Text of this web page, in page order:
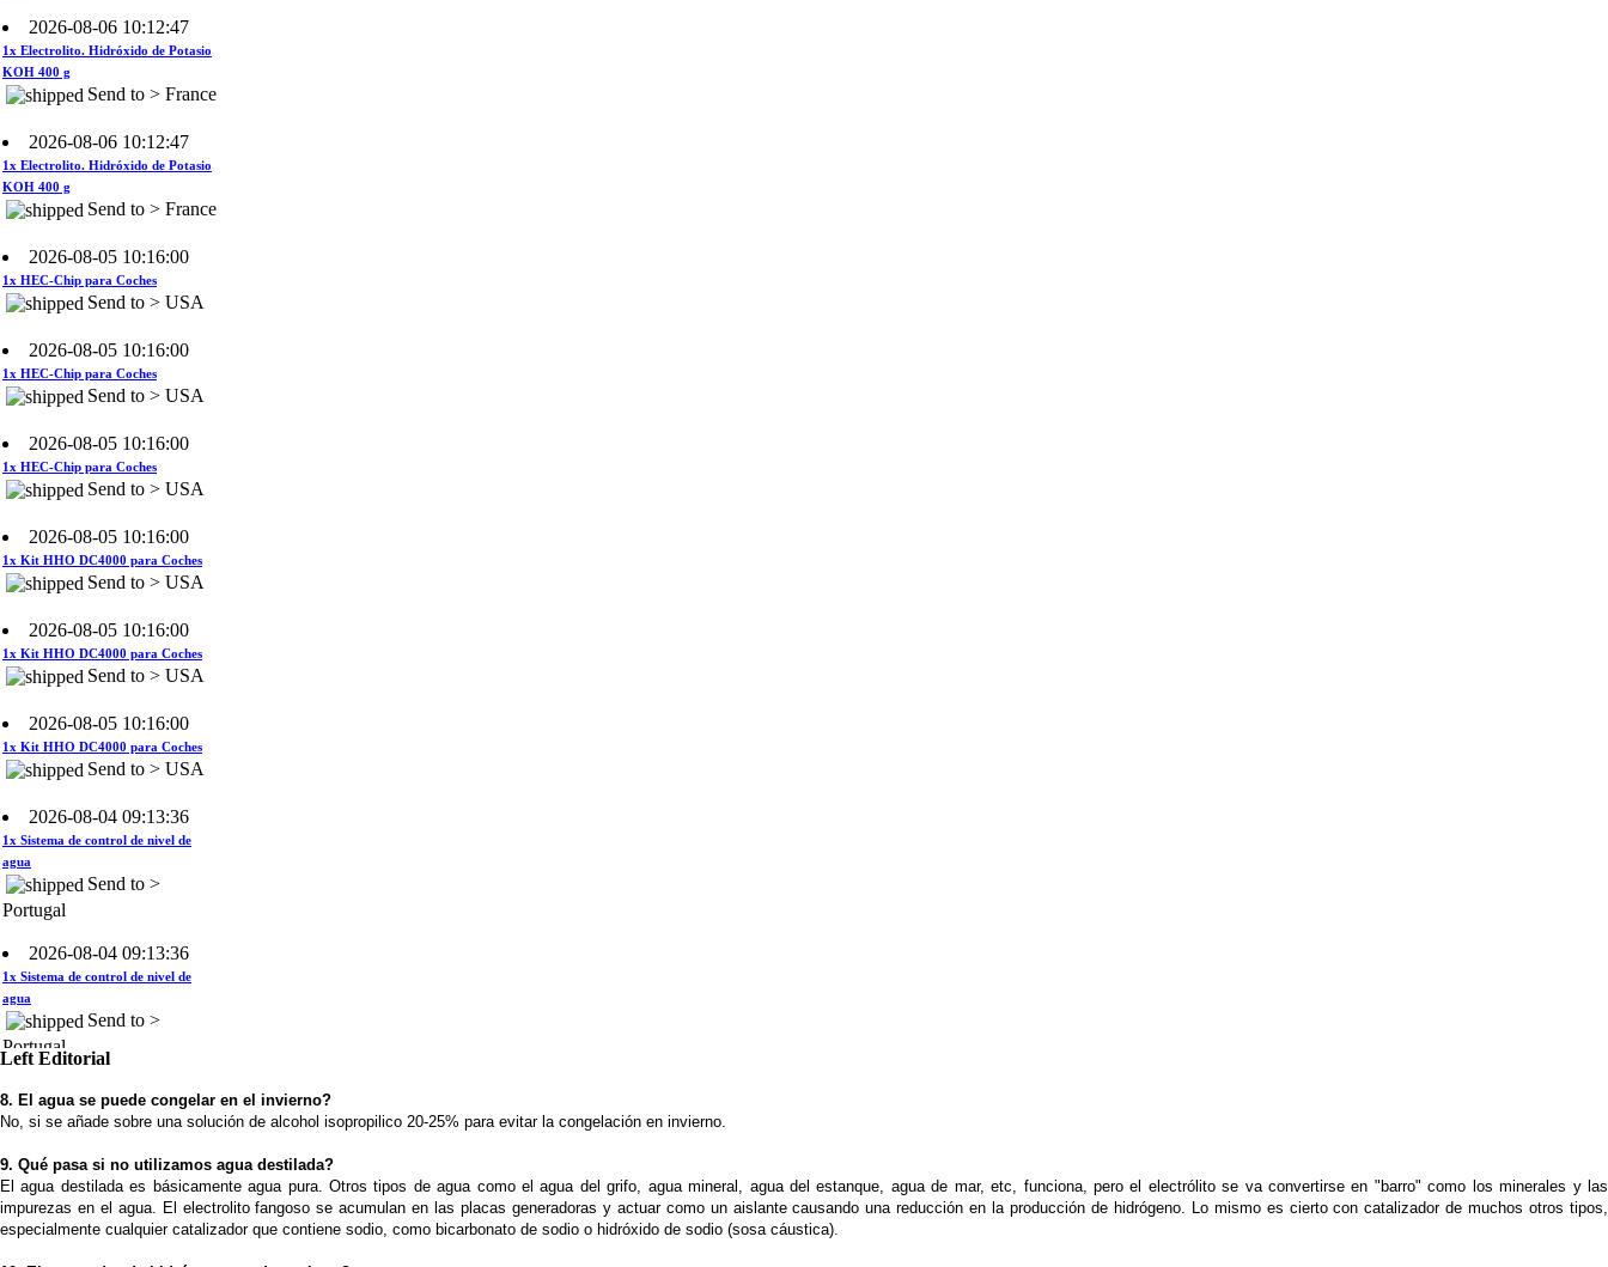
KOH 400 g
Send to > France
2026-08-06 10:12:47
KOH 400 g
Send to > France
2026-08-05 10:16:00
Send to > USA
2026-08-05 10:16:00
Send to > USA
2026-08-05 10:16:00
Send to > USA
2026-08-05 10:16:00
Send to > USA
2026-08-05 10:16:00
Send to > USA
2026-08-05 10:16:00
Send to > USA
2026-08-04 09:13:36
agua
Send to >
Portugal
2026-08-04 09:13:36
agua
Send to >
Portugal
2026-08-04 09:13:36
agua
Send to >
2026-08-04 09:13:36
1x 60A CCPWM Corriente
Constante - Control Electrónico -
Left Editorial
8. El agua se puede congelar en el invierno?
No, si se añade sobre una solución de alcohol isopropilico 20-25% para evitar la congelación en invierno.
9. Qué pasa si no utilizamos agua destilada?
El agua destilada es básicamente agua pura. Otros tipos de agua como el agua del grifo, agua mineral, agua del estanque, agua de mar, etc, funciona, pero el electrólito se va convertirse en "barro" como los minerales y las
impurezas en el agua. El electrolito fangoso se acumulan en las placas generadoras y actuar como un aislante causando una reducción en la producción de hidrógeno. Lo mismo es cierto con catalizador de muchos otros tipos,
especialmente cualquier catalizador que contiene sodio, como bicarbonato de sodio o hidróxido de sodio (sosa cáustica).